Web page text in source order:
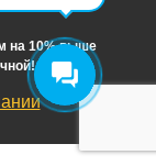
на 10% выше